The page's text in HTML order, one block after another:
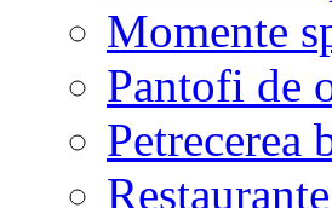
Momente
Pantofi de